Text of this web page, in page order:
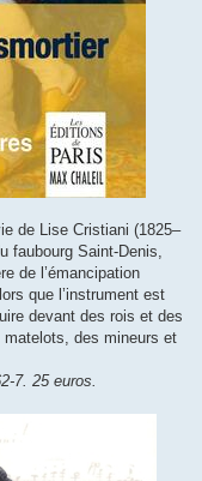
de Lise Cristiani (1825–
faubourg Saint-Denis,
de l’émancipation
que l’instrument est
devant des rois et des
des mineurs et
7. 25 euros.